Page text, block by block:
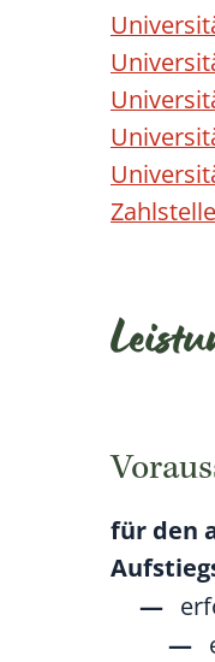
für den